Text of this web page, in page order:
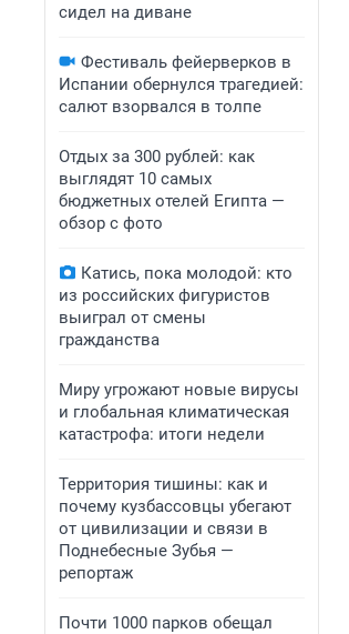
сидел на диване
Фестиваль фейерверков в
Испании обернулся трагедией:
салют взорвался в толпе
Отдых за 300 рублей: как
выглядят 10 самых
бюджетных отелей Египта —
обзор с фото
Катись, пока молодой: кто
из российских фигуристов
выиграл от смены
гражданства
Миру угрожают новые вирусы
и глобальная климатическая
катастрофа: итоги недели
Территория тишины: как и
почему кузбассовцы убегают
от цивилизации и связи в
Поднебесные Зубья —
репортаж
Почти 1000 парков обещал